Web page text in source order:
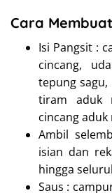
Cara
Isi Pangsit :
cincang,
tepung
tiram aduk
cincang aduk
Ambil
isian dan
hingga
Saus :